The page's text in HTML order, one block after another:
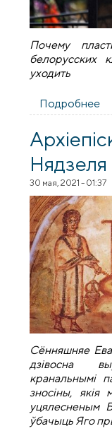
Почему
белорусских
уходить
Подробнее
Нядзеля
30 мая, 2021 - 01:37
Сённяшняе
дзівосна
кранальнымі
зносіны,
уцялесненым
ўбачыць Яго